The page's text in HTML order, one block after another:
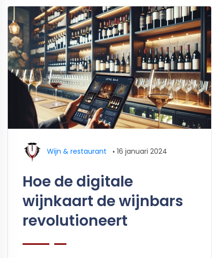
Wijn & restaurant • 16 januari 2024
Hoe de digitale
wijnkaart de wijnbars
revolutioneert